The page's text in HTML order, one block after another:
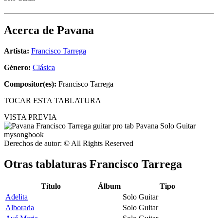
Acerca de Pavana
Artista: Francisco Tarrega
Género: Clásica
Compositor(es): Francisco Tarrega
TOCAR ESTA TABLATURA
VISTA PREVIA
Derechos de autor: © All Rights Reserved
Otras tablaturas Francisco Tarrega
Título Álbum
Tipo
Adelita
Solo Guitar
Alborada
Solo Guitar